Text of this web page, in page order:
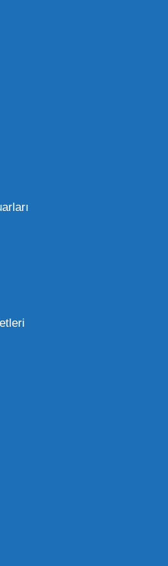
olanak tanır. Özellikle
ve figürler, çocukların
alabildiği ürünlerdir.
Toptan Seçenekleri:
ergenliğe kadar geniş
piyasadaki en son
oyun setlerine kadar
bulabilirsiniz.
satış ve alımı
düşmesidir.
geçildiğinde,
ile alış fiyatı arasındaki
ciddi kâr marjları elde
alımlarda uygulanan
finansal olarak
yardımcı olur.
sorduğunda "yok"
zedeler. Profesyonel
ortağı ile çalışmak,